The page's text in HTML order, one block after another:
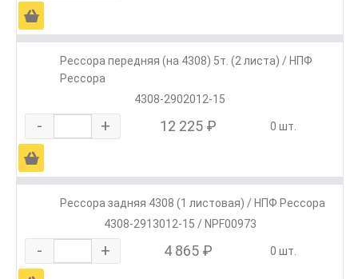
Ä
Рессора передняя (на 4308) 5т. (2 листа) / НПФ
Рессора
4308-2902012-15
- + 12 225 ₽ 0 шт.
Ä
Рессора задняя 4308 (1 листовая) / НПФ Рессора
4308-2913012-15 / NPF00973
- + 4 865 ₽ 0 шт.